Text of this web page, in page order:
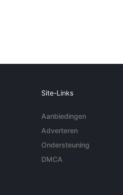
Site-Links
Aanbiedingen
Adverteren
Ondersteuning
DMCA